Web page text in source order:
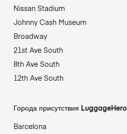
Nissan Stadium
Johnny Cash Museum
Broadway
21st Ave South
8th Ave South
12th Ave South
Города присутствия LuggageHero
Barcelona